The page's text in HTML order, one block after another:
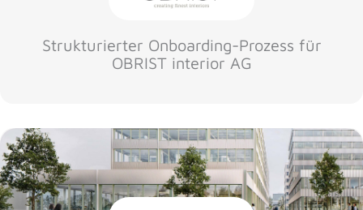
Strukturierter Onboarding-Prozess für
OBRIST interior AG